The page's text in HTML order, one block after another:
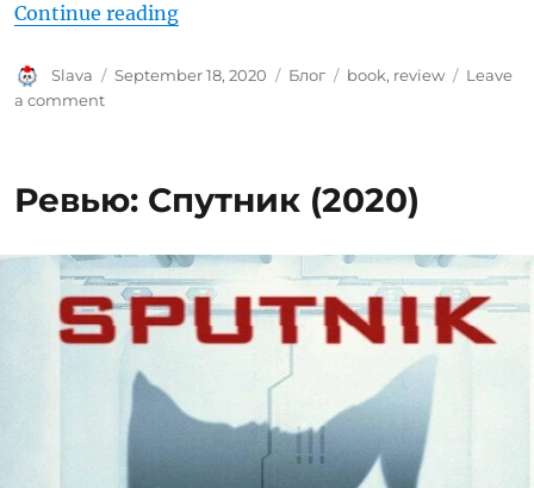
Continue reading“Ревью: Моя Бразилия”
Author
Slava
Posted
September 18, 2020 Categories
Блог Tags
book, review
Leave
a commenton
Ревью: Спутник (2020)